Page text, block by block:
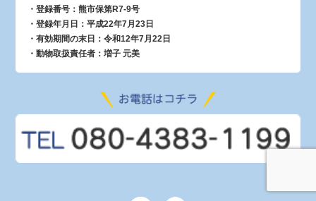
・登録番号：熊市保第R7-9号
・登録年月日：平成22年7月23日
・有効期間の末日：令和12年7月22日
・動物取扱責任者：増子 元美